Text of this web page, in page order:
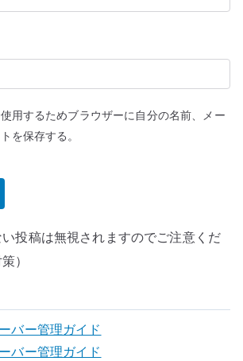
用するためブラウザーに自分の名前、メー
を保存する。
投稿は無視されますのでご注意くだ
）
バー管理ガイド
バー管理ガイド